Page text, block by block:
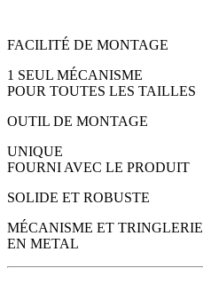
FACILITÉ DE MONTAGE
1 SEUL MÉCANISME
POUR TOUTES LES TAILLES
OUTIL DE MONTAGE
UNIQUE
FOURNI AVEC LE PRODUIT
SOLIDE ET ROBUSTE
MÉCANISME ET TRINGLERIE
EN METAL